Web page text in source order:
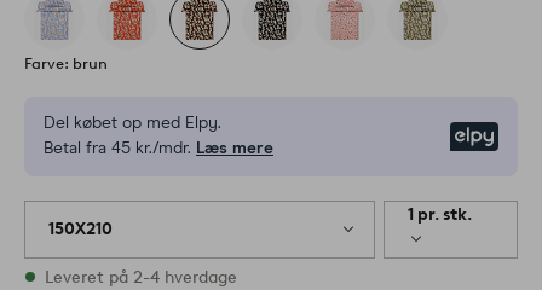
Farve: brun
Del købet op med Elpy.
Betal fra 45 kr./mdr. Læs mere
150X210
1 pr. stk.
På lager
Leveret på 2-4 hverdage